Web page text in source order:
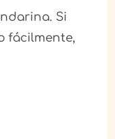
Si
fácilmente,